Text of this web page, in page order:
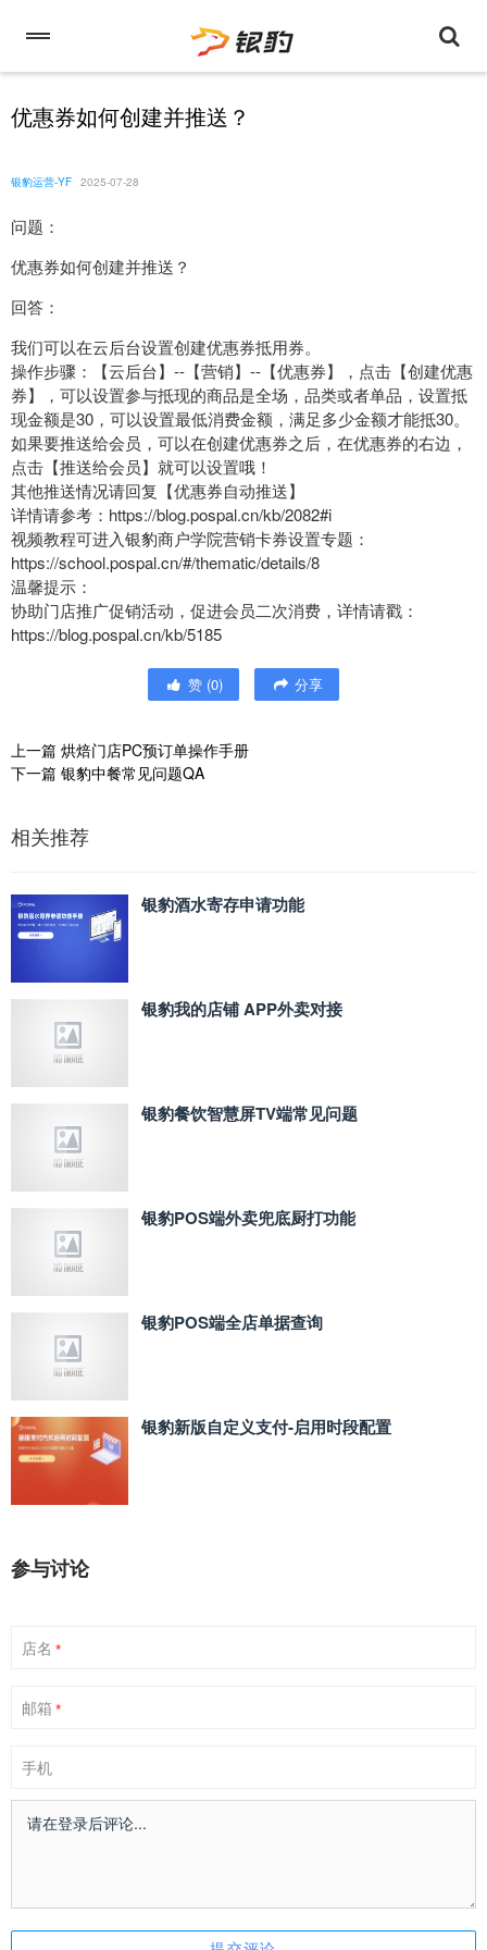
优惠券如何创建并推送？
银豹运营-YF 2025-07-28
问题：
优惠券如何创建并推送？
回答：
我们可以在云后台设置创建优惠券抵用券。
操作步骤：【云后台】--【营销】--【优惠券】，点击【创建优惠
券】，可以设置参与抵现的商品是全场，品类或者单品，设置抵
现金额是30，可以设置最低消费金额，满足多少金额才能抵30。
如果要推送给会员，可以在创建优惠券之后，在优惠券的右边，
点击【推送给会员】就可以设置哦！
其他推送情况请回复【优惠券自动推送】
详情请参考：https://blog.pospal.cn/kb/2082#i
视频教程可进入银豹商户学院营销卡券设置专题：
https://school.pospal.cn/#/thematic/details/8
温馨提示：
协助门店推广促销活动，促进会员二次消费，详情请戳：
https://blog.pospal.cn/kb/5185
赞 (0) 分享
上一篇 烘焙门店PC预订单操作手册
下一篇 银豹中餐常见问题QA
相关推荐
银豹酒水寄存申请功能
银豹我的店铺 APP外卖对接
银豹餐饮智慧屏TV端常见问题
银豹POS端外卖兜底厨打功能
银豹POS端全店单据查询
银豹新版自定义支付‑启用时段配置
参与讨论
店名 *
邮箱 *
手机